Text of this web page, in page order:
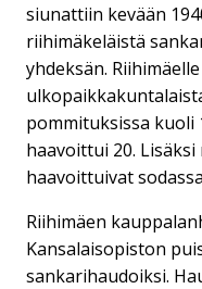
siunattiin kevään
riihimäkeläistä
yhdeksän.
pommituksissa kuoli
haavoittui 20.
haavoittuivat
Riihimäen
Kansalaisopiston
sankarihaudoiksi.